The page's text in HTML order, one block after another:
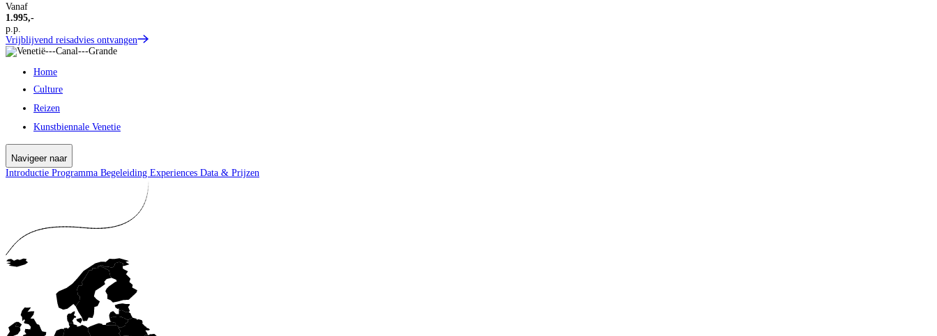
Vanaf
1.995,-
p.p.
Vrijblijvend reisadvies ontvangen
Home
Culture
Reizen
Kunstbiennale Venetie
Navigeer naar
Introductie Programma Begeleiding Experiences Data & Prijzen